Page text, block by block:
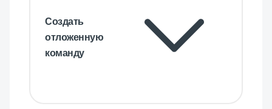
Создать
отложенную
команду